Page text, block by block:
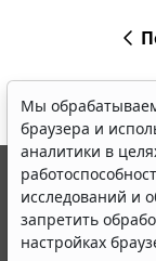
Мы
браузера и
аналитики в
исследований и
запретить
настройках
© ООО "НПП
выпускается с
являются